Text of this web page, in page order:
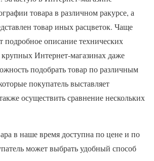
товара в различном ракурсе, а
товар иных расцветок. Чаще
подробное описание технических
крупных Интернет-магазинах даже
подобрать товар по различным
покупатель выставляет
осуществить сравнение нескольких
в наше время доступна по цене и по
может выбрать удобный способ